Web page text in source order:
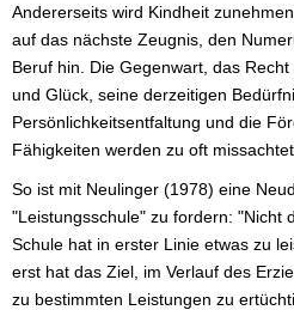
Andererseits wird Kindheit
auf das nächste Zeugnis, den
Beruf hin. Die Gegenwart, das
und Glück, seine derzeitigen
Persönlichkeitsentfaltung und die
Fähigkeiten werden zu oft missachtet.
So ist mit Neulinger (1978) eine
"Leistungsschule" zu fordern: "Nicht
Schule hat in erster Linie etwas zu
erst hat das Ziel, im Verlauf des
zu bestimmten Leistungen zu